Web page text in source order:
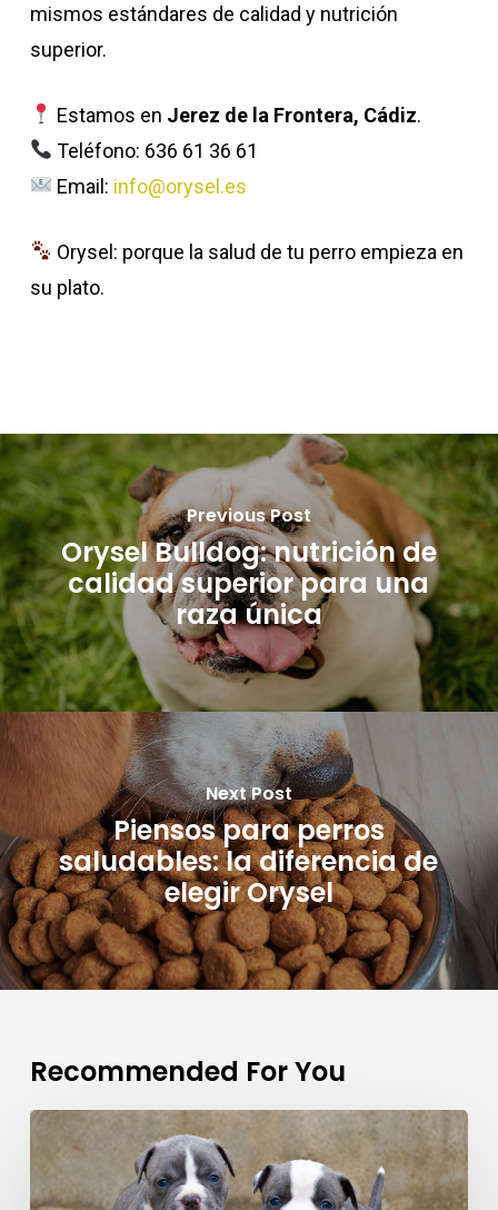
mismos estándares de calidad y nutrición
superior.
Estamos en Jerez de la Frontera, Cádiz.
Teléfono: 636 61 36 61
Email: info@orysel.es
Orysel: porque la salud de tu perro empieza en
su plato.
Previous Post
Orysel Bulldog: nutrición de
calidad superior para una
raza única
Next Post
Piensos para perros
saludables: la diferencia de
elegir Orysel
Recommended For You